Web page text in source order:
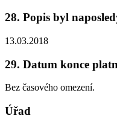
28. Popis byl
13.03.2018
29. Datum konce
Bez časového omezení.
Úřad